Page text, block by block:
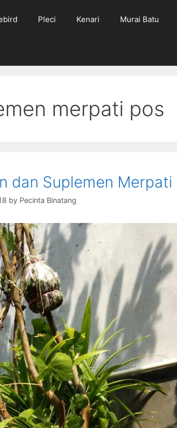
Pleci Kenari Murai Batu
merpati pos
dan Suplemen Merpati
by Pecinta Binatang